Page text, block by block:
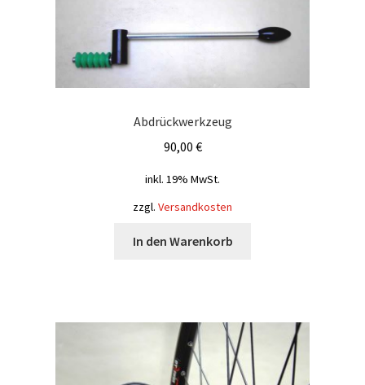
Abdrückwerkzeug
90,00 €
inkl. 19% MwSt.
zzgl. Versandkosten
In den Warenkorb